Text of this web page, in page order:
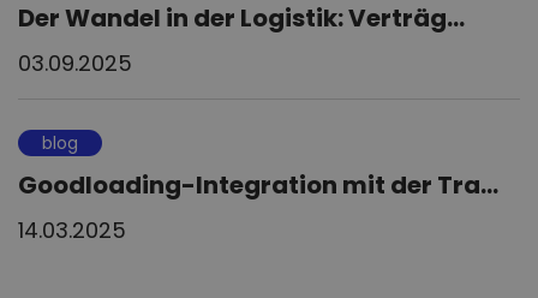
Der Wandel in der Logistik: Verträg...
03.09.2025
blog
Goodloading-Integration mit der Tra...
14.03.2025